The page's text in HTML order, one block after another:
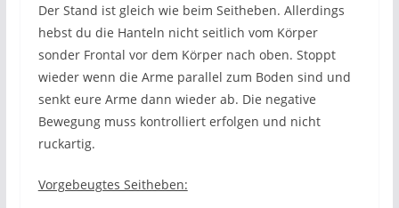
Der Stand ist gleich wie beim Seitheben. Allerdings
hebst du die Hanteln nicht seitlich vom Körper
sonder Frontal vor dem Körper nach oben. Stoppt
wieder wenn die Arme parallel zum Boden sind und
senkt eure Arme dann wieder ab. Die negative
Bewegung muss kontrolliert erfolgen und nicht
ruckartig.
Vorgebeugtes Seitheben: